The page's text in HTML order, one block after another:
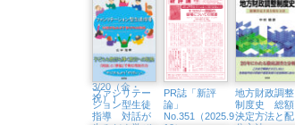
#2】すなっく
アイコ、秋山
愛子さんと
は？（浅草・
Readin’ Writin
BOOK
STORE
3/20（金・
祝））
く
ファシリテー
ション型生徒
指導 対話が
PR誌「新評
論」
No.351（2025.9・
地方財政調整
制度史 総額
決定方法と配